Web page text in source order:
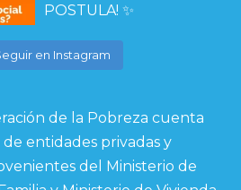
en Instagram
de la Pobreza cuenta
entidades privadas y
del Ministerio de